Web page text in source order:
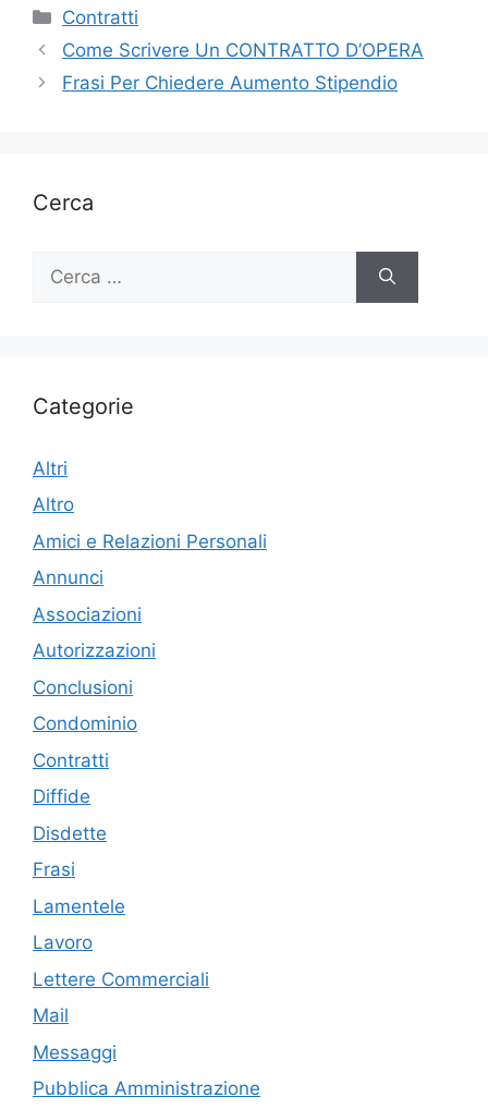
Categorie
Contratti
Come Scrivere Un CONTRATTO D’OPERA
Frasi Per Chiedere Aumento Stipendio
Cerca
per:
Categorie
Altri
Altro
Amici e Relazioni Personali
Annunci
Associazioni
Autorizzazioni
Conclusioni
Condominio
Contratti
Diffide
Disdette
Frasi
Lamentele
Lavoro
Lettere Commerciali
Mail
Messaggi
Pubblica Amministrazione